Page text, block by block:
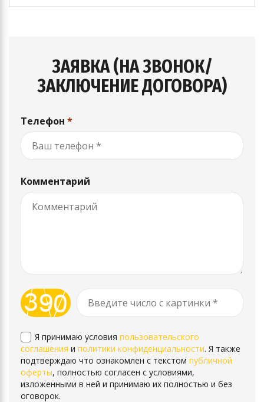
ЗАЯВКА (НА ЗВОНОК/
ЗАКЛЮЧЕНИЕ ДОГОВОРА)
Телефон *
Комментарий
Я принимаю условия пользовательского
соглашения и политики конфиденциальности. Я также
подтверждаю что ознакомлен с текстом публичной
оферты, полностью согласен с условиями,
изложенными в ней и принимаю их полностью и без
оговорок.